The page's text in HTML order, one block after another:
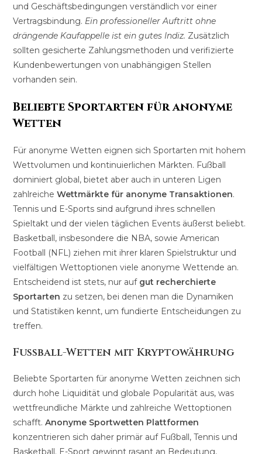
und Geschäftsbedingungen verständlich vor einer
Vertragsbindung. Ein professioneller Auftritt ohne
drängende Kaufappelle ist ein gutes Indiz. Zusätzlich
sollten gesicherte Zahlungsmethoden und verifizierte
Kundenbewertungen von unabhängigen Stellen
vorhanden sein.
Beliebte Sportarten für anonyme
Wetten
Für anonyme Wetten eignen sich Sportarten mit hohem
Wettvolumen und kontinuierlichen Märkten. Fußball
dominiert global, bietet aber auch in unteren Ligen
zahlreicheWettmärkte für anonyme Transaktionen.
Tennis und E-Sports sind aufgrund ihres schnellen
Spieltakt und der vielen täglichen Events äußerst beliebt.
Basketball, insbesondere die NBA, sowie American
Football (NFL) ziehen mit ihrer klaren Spielstruktur und
vielfältigen Wettoptionen viele anonyme Wettende an.
Entscheidend ist stets, nur auf gut recherchierte
Sportarten zu setzen, bei denen man die Dynamiken
und Statistiken kennt, um fundierte Entscheidungen zu
treffen.
Fußball-Wetten mit Kryptowährung
Beliebte Sportarten für anonyme Wetten zeichnen sich
durch hohe Liquidität und globale Popularität aus, was
wettfreundliche Märkte und zahlreiche Wettoptionen
schafft.Anonyme Sportwetten Plattformen
konzentrieren sich daher primär auf Fußball, Tennis und
Basketball. E-Sport gewinnt rasant an Bedeutung,